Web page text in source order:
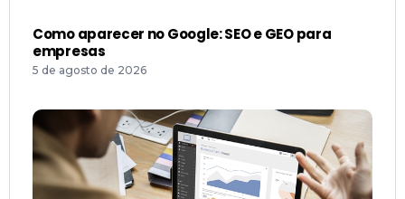
Como aparecer no Google: SEO e GEO para
empresas
5 de agosto de 2026